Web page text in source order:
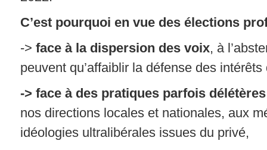
C’est pourquoi en vue des élections
-> face à la dispersion des voix, à
peuvent qu’affaiblir la défense des
-> face à des pratiques parfois
nos directions locales et nationales, aux
idéologies ultralibérales issues du privé,